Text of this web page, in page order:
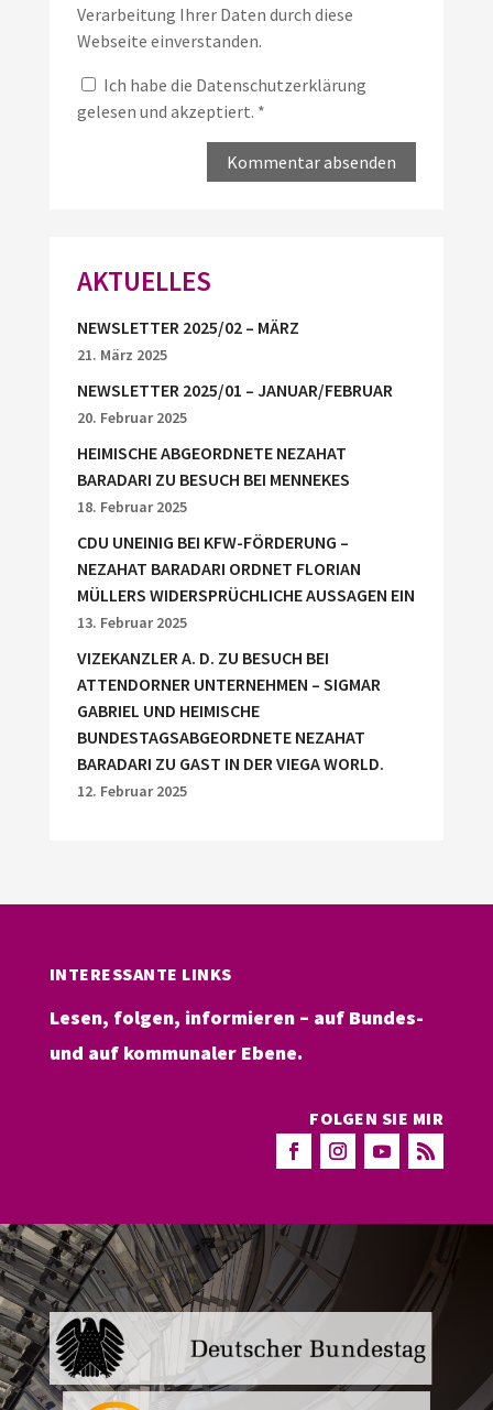
Verarbeitung Ihrer Daten durch diese
Webseite einverstanden.
Ich habe die Datenschutzerklärung
gelesen und akzeptiert. *
AKTUELLES
NEWSLETTER 2025/02 – MÄRZ
21. März 2025
NEWSLETTER 2025/01 – JANUAR/FEBRUAR
20. Februar 2025
HEIMISCHE ABGEORDNETE NEZAHAT
BARADARI ZU BESUCH BEI MENNEKES
18. Februar 2025
CDU UNEINIG BEI KFW-FÖRDERUNG –
NEZAHAT BARADARI ORDNET FLORIAN
MÜLLERS WIDERSPRÜCHLICHE AUSSAGEN EIN
13. Februar 2025
VIZEKANZLER A. D. ZU BESUCH BEI
ATTENDORNER UNTERNEHMEN – SIGMAR
GABRIEL UND HEIMISCHE
BUNDESTAGSABGEORDNETE NEZAHAT
BARADARI ZU GAST IN DER VIEGA WORLD.
12. Februar 2025
INTERESSANTE LINKS
Lesen, folgen, informieren – auf Bundes-
und auf kommunaler Ebene.
FOLGEN SIE MIR